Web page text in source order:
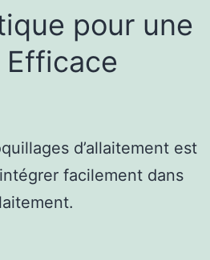
pour une
d’allaitement est
facilement dans